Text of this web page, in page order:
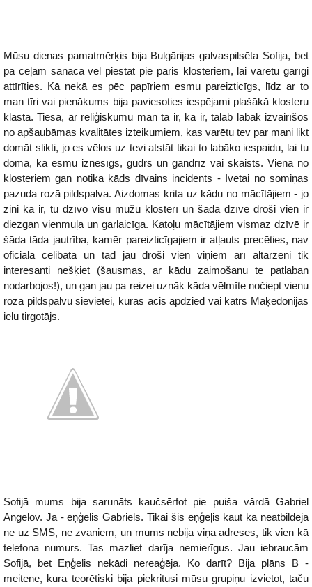
Mūsu dienas pamatmērķis bija Bulgārijas galvaspilsēta Sofija, bet
pa ceļam sanāca vēl piestāt pie pāris klosteriem, lai varētu garīgi
attīrīties. Kā nekā es pēc papīriem esmu pareizticīgs, līdz ar to
man tīri vai pienākums bija paviesoties iespējami plašākā klosteru
klāstā. Tiesa, ar reliģiskumu man tā ir, kā ir, tālab labāk izvairīšos
no apšaubāmas kvalitātes izteikumiem, kas varētu tev par mani likt
domāt slikti, jo es vēlos uz tevi atstāt tikai to labāko iespaidu, lai tu
domā, ka esmu iznesīgs, gudrs un gandrīz vai skaists. Vienā no
klosteriem gan notika kāds dīvains incidents - Ivetai no somiņas
pazuda rozā pildspalva. Aizdomas krita uz kādu no mācītājiem - jo
zini kā ir, tu dzīvo visu mūžu klosterī un šāda dzīve droši vien ir
diezgan vienmuļa un garlaicīga. Katoļu mācītājiem vismaz dzīvē ir
šāda tāda jautrība, kamēr pareizticīgajiem ir atļauts precēties, nav
oficiāla celibāta un tad jau droši vien viņiem arī altārzēni tik
interesanti nešķiet (šausmas, ar kādu zaimošanu te patlaban
nodarbojos!), un gan jau pa reizei uznāk kāda vēlmīte nočiept vienu
rozā pildspalvu sievietei, kuras acis apdzied vai katrs Maķedonijas
ielu tirgotājs.
Sofijā mums bija sarunāts kaučsērfot pie puiša vārdā Gabriel
Angelov. Jā - eņģelis Gabriēls. Tikai šis eņģeļis kaut kā neatbildēja
ne uz SMS, ne zvaniem, un mums nebija viņa adreses, tik vien kā
telefona numurs. Tas mazliet darīja nemierīgus. Jau iebraucām
Sofijā, bet Eņģelis nekādi nereaģēja. Ko darīt? Bija plāns B -
meitene, kura teorētiski bija piekritusi mūsu grupiņu izvietot, taču